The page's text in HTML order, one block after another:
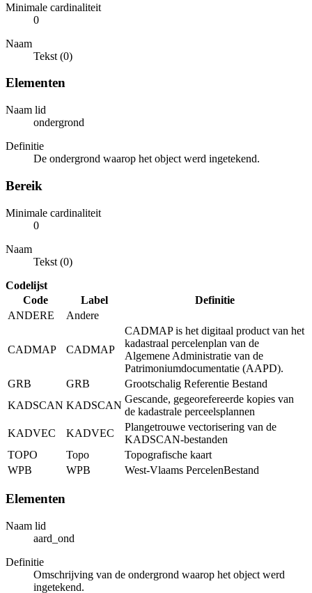
Minimale cardinaliteit
0
Naam
Tekst (0)
Elementen
Naam lid
ondergrond
Definitie
De ondergrond waarop het object werd ingetekend.
Bereik
Minimale cardinaliteit
0
Naam
Tekst (0)
Codelijst
Code
Label
Definitie
ANDERE
Andere
CADMAP CADMAP
CADMAP is het digitaal product van het
kadastraal percelenplan van de
Algemene Administratie van de
Patrimoniumdocumentatie (AAPD).
GRB
GRB
Grootschalig Referentie Bestand
KADSCAN KADSCAN
Gescande, gegeorefereerde kopies van
de kadastrale perceelsplannen
KADVEC
KADVEC
Plangetrouwe vectorisering van de
KADSCAN-bestanden
TOPO
Topo
Topografische kaart
WPB
WPB West-Vlaams PercelenBestand
Elementen
Naam lid
aard_ond
Definitie
Omschrijving van de ondergrond waarop het object werd
ingetekend.